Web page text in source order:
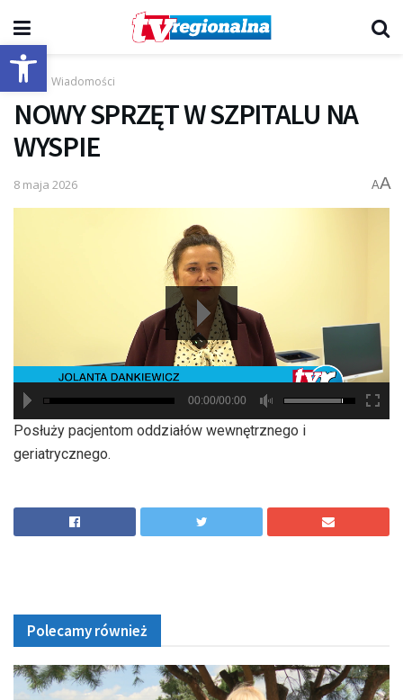
Otwórz pasek narzędzi
Start Wiadomości
NOWY SPRZĘT W SZPITALU NA
WYSPIE
8 maja 2026 AA
hd2880
hd2160
hd2160
hd1440
highres
hd1080
hd720
large
medium
small
00:00/00:00
Posłuży pacjentom oddziałów wewnętrznego i
geriatrycznego.
Polecamy również